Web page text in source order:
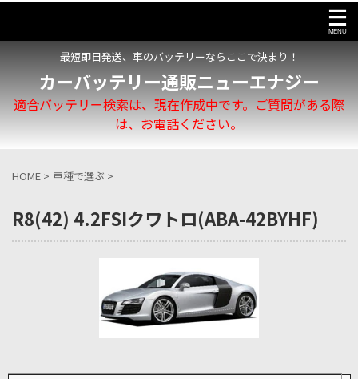
最短即日発送、車のバッテリーならここで決まり！
カーバッテリー通販ニューエナジー
適合バッテリー検索は、現在作成中です。ご質問がある際
は、お電話ください。
HOME > 車種で選ぶ >
R8(42) 4.2FSIクワトロ(ABA-42BYHF)